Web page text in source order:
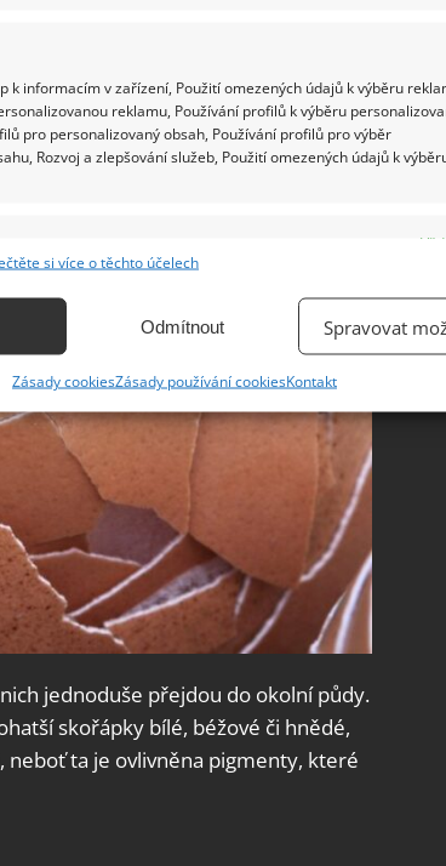
k informacím v zařízení, Použití omezených údajů k výběru
reklamu, Používání profilů k výběru
pro personalizovaný obsah, Používání profilů pro výběr
Rozvoj a zlepšování služeb, Použití omezených údajů k
automaticky přenášených informací.
informací.
předcházení a zjišťování podvodů a
a zobrazování reklamy a obsahu,
voleb ochrany osobních údajů.
si více o těchto účelech
Odmítnout Spravovat
Zásady cookiesZásady používání cookiesKontakt
i ty lze jednoduchým způsobem k
do půdy.
jednoduše přejdou do okolní půdy.
skořápky bílé, béžové či hnědé,
ta je ovlivněna pigmenty, které